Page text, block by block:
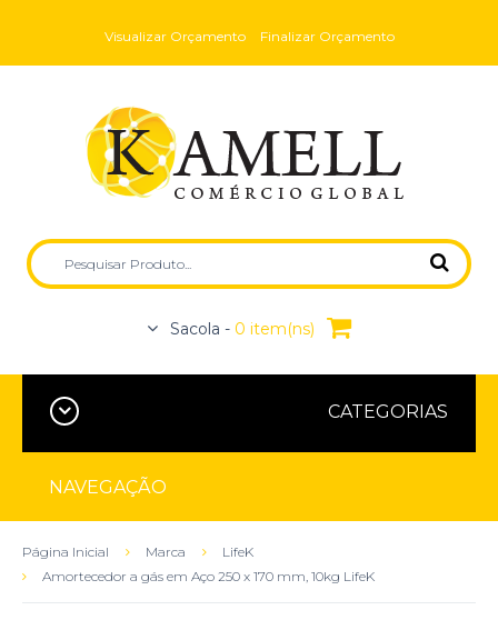
Visualizar Orçamento Finalizar Orçamento
Sacola - 0 item(ns)
CATEGORIAS
NAVEGAÇÃO
Página Inicial Marca
LifeK
Amortecedor a gás em Aço 250 x 170 mm, 10kg LifeK